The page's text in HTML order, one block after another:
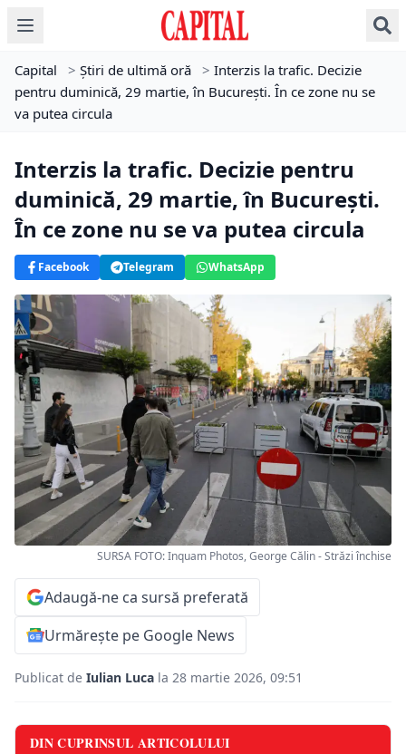
Capital > Știri de ultimă oră > Interzis la trafic. Decizie
pentru duminică, 29 martie, în București. În ce zone nu se
va putea circula
Interzis la trafic. Decizie pentru
duminică, 29 martie, în București.
În ce zone nu se va putea circula
Facebook Telegram WhatsApp
SURSA FOTO: Inquam Photos, George Călin - Străzi închise
Adaugă-ne ca sursă preferată
Urmărește pe Google News
Publicat de Iulian Luca la 28 martie 2026, 09:51
DIN CUPRINSUL ARTICOLULUI